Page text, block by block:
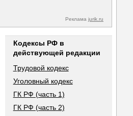
Реклама jurik.ru
Кодексы РФ в
действующей редакции
Трудовой кодекс
Уголовный кодекс
ГК РФ (часть 1)
ГК РФ (часть 2)